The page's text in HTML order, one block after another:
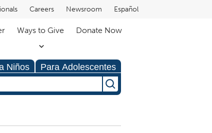
Careers Newsroom Español
Ways to Give Donate Now
Niños Para Adolescentes